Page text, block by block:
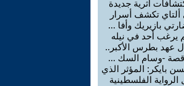
أثرية جديدة
تكشف أسرار
بازيريك وأفا ...
يرغب أحد في نيله
عهد بطرس الأكبر..
قصة -وسام السك ...
بايكر: المؤثر الذي
الرواية الفلسطينية